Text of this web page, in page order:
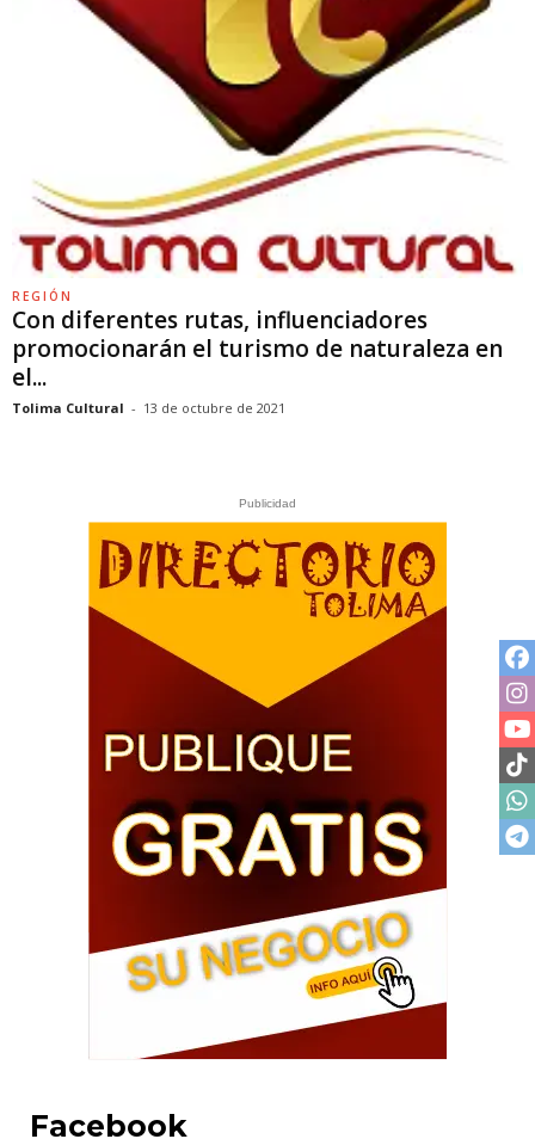
REGIÓN
Con diferentes rutas, influenciadores
promocionarán el turismo de naturaleza en
el...
Tolima Cultural - 13 de octubre de 2021
Publicidad
Facebook